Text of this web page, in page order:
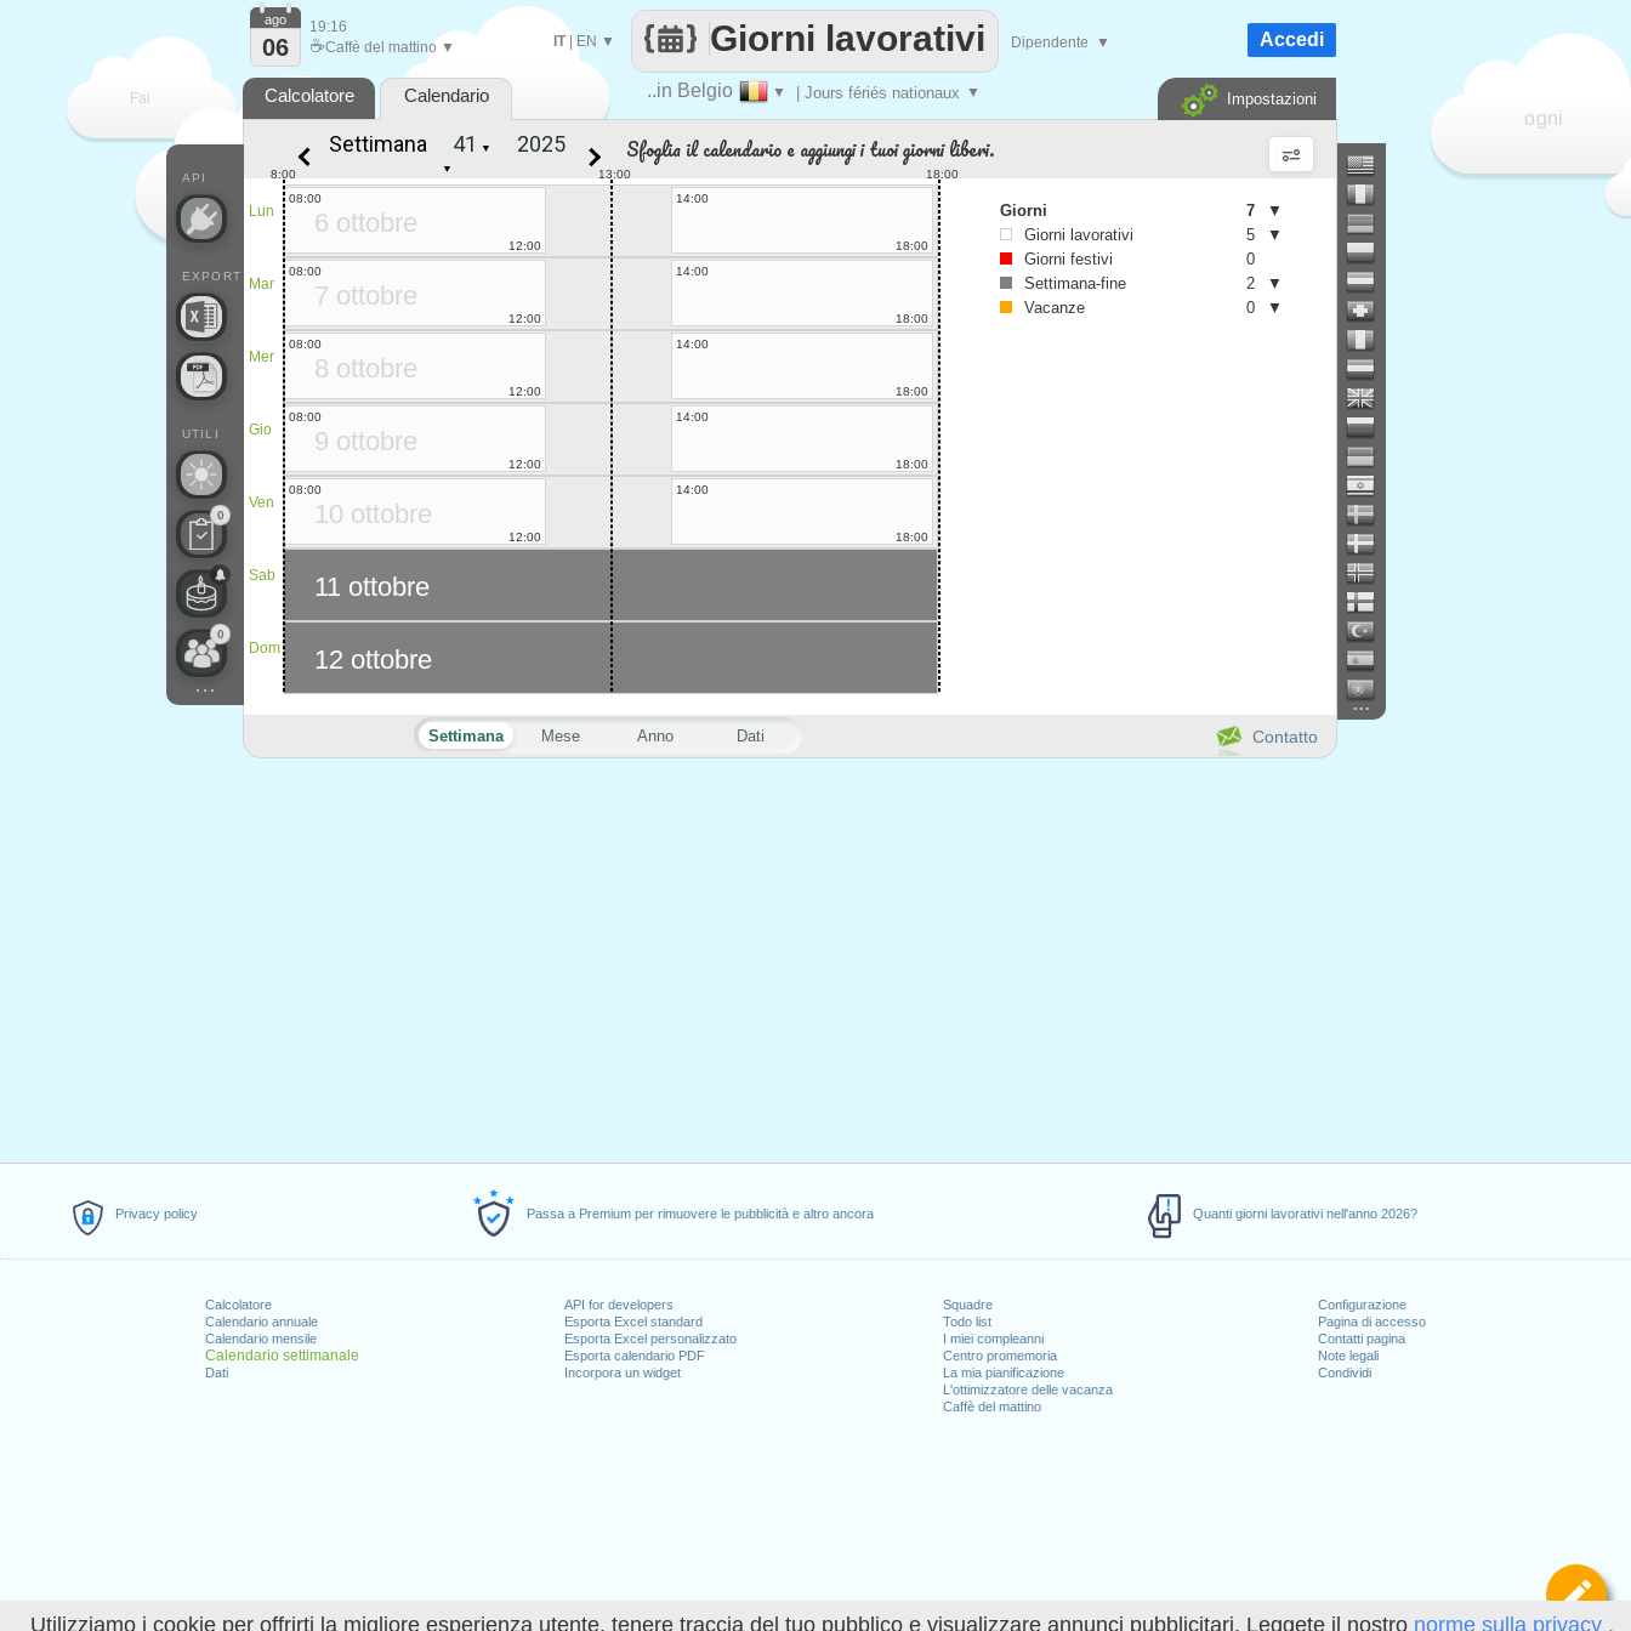
Utilizziamo i cookie per offrirti la migliore esperienza utente, tenere traccia del tuo pubblico e visualizzare annunci pubblicitari. Leggete il nostro norme sulla privacy .
Privacy policy Passa a Premium per rimuovere le pubblicità e altro ancora Quanti giorni lavorativi nell'anno 2026?
Calcolatore
Calendario annuale
Calendario mensile
Calendario settimanale
Dati
API for developers
Esporta Excel standard
Esporta Excel personalizzato
Esporta calendario PDF
Incorpora un widget
Squadre
Todo list
I miei compleanni
Centro promemoria
La mia pianificazione
L'ottimizzatore delle vacanza
Caffè del mattino
Configurazione
Pagina di accesso
Contatti pagina
Note legali
Condividi
Fai
contare
ogni
..in Belgio ▼ | Jours fériés nationaux ▼
Giorni lavorativi
IT|EN ▼ Dipendente ▼
API
EXPORT
UTILI
0
0
...
ago
06
19:16
☕Caffè del mattino ▼ Accedi
Calcolatore Calendario Impostazioni
...
Contatto
Settimana Mese Anno Dati
Settimana
▼
▼
Sfoglia il calendario e aggiungi i tuoi giorni liberi.
Lun
Mar
Mer
Gio
Ven
Sab
Dom
13:00
8:00 18:00
6 ottobre
08:00
12:00
14:00
18:00
7 ottobre
08:00
12:00
14:00
18:00
8 ottobre
08:00
12:00
14:00
18:00
9 ottobre
08:00
12:00
14:00
18:00
10 ottobre
08:00
12:00
14:00
18:00
11 ottobre
12 ottobre
Giorni 7
▼
Giorni lavorativi
5
▼
Giorni festivi
0
Settimana-fine
2
▼
Vacanze
0 ▼